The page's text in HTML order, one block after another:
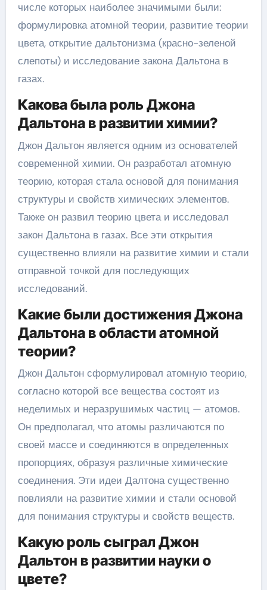
числе которых наиболее значимыми были:
формулировка атомной теории, развитие теории
цвета, открытие дальтонизма (красно-зеленой
слепоты) и исследование закона Дальтона в
газах.
Какова была роль Джона
Дальтона в развитии химии?
Джон Дальтон является одним из основателей
современной химии. Он разработал атомную
теорию, которая стала основой для понимания
структуры и свойств химических элементов.
Также он развил теорию цвета и исследовал
закон Дальтона в газах. Все эти открытия
существенно влияли на развитие химии и стали
отправной точкой для последующих
исследований.
Какие были достижения Джона
Дальтона в области атомной
теории?
Джон Дальтон сформулировал атомную теорию,
согласно которой все вещества состоят из
неделимых и неразрушимых частиц — атомов.
Он предполагал, что атомы различаются по
своей массе и соединяются в определенных
пропорциях, образуя различные химические
соединения. Эти идеи Далтона существенно
повлияли на развитие химии и стали основой
для понимания структуры и свойств веществ.
Какую роль сыграл Джон
Дальтон в развитии науки о
цвете?